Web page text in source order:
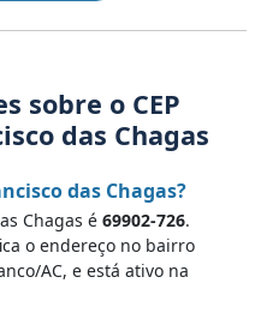
sobre o CEP
das Chagas
das Chagas?
Chagas é 69902-726.
o endereço no bairro
AC, e está ativo na